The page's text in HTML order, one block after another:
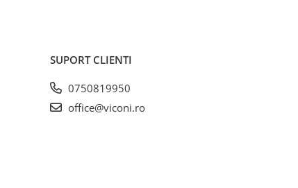
SUPORT CLIENTI
0750819950
office@viconi.ro